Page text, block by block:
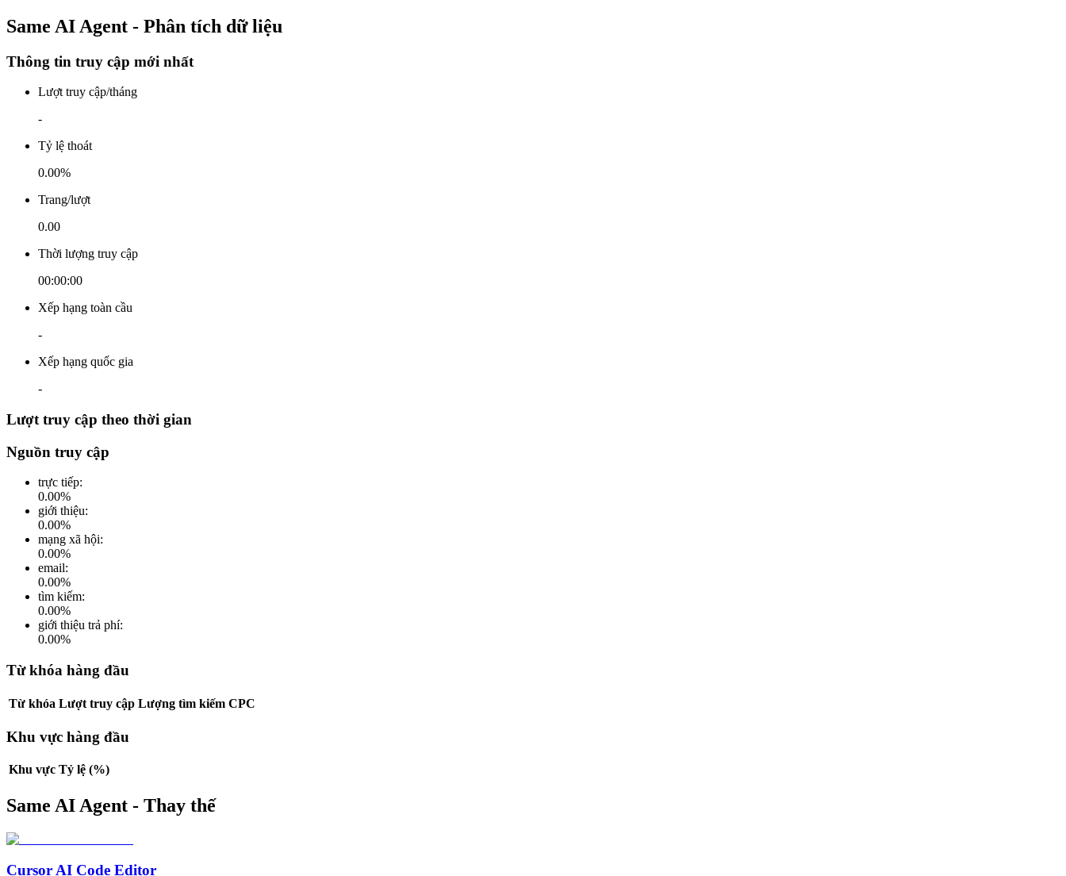
Same AI Agent - Phân tích dữ liệu
Thông tin truy cập mới nhất
Lượt truy cập/tháng
-
Tỷ lệ thoát
0.00%
Trang/lượt
0.00
Thời lượng truy cập
00:00:00
Xếp hạng toàn cầu
-
Xếp hạng quốc gia
-
Lượt truy cập theo thời gian
Nguồn truy cập
trực tiếp:
0.00%
giới thiệu:
0.00%
mạng xã hội:
0.00%
email:
0.00%
tìm kiếm:
0.00%
giới thiệu trả phí:
0.00%
Từ khóa hàng đầu
Từ khóa Lượt truy cập Lượng tìm kiếm CPC
Khu vực hàng đầu
Khu vực Tỷ lệ (%)
Same AI Agent - Thay thế
Cursor AI Code Editor